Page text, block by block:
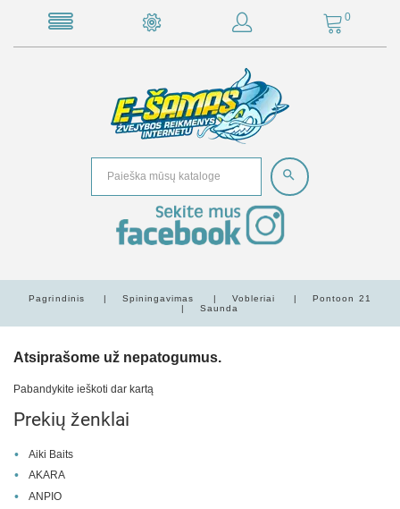
0
Pagrindinis Spiningavimas Vobleriai
Pontoon 21
Saunda
Atsiprašome už nepatogumus.
Pabandykite ieškoti dar kartą
Prekių ženklai
Aiki Baits
AKARA
ANPIO